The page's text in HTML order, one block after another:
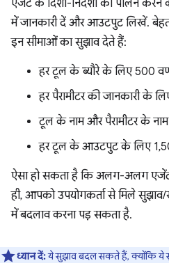
एजेंट के दिशा-निर्देशों का पालन
में जानकारी दें और आउटपुट लिखें.
इन सीमाओं का सुझाव देते हैं:
हर टूल के ब्यौरे के लिए 500
हर पैरामीटर की जानकारी के
टूल के नाम और पैरामीटर के
हर टूल के आउटपुट के लिए
ऐसा हो सकता है कि अलग-अलग
ही, आपको उपयोगकर्ता से मिले सुझाव/
में बदलाव करना पड़ सकता है.
ध्यान दें:ये सुझाव बदल सकते हैं, क्योंकि ये